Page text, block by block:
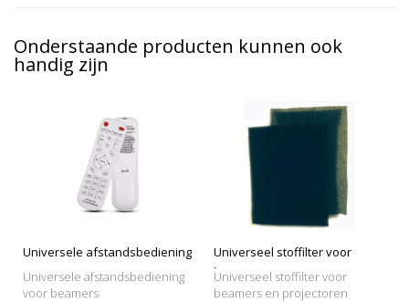
Onderstaande producten kunnen ook
handig zijn
Universele afstandsbediening
Universele afstandsbediening
voor beamers
Universeel stoffilter voor
beamers
Universeel stoffilter voor
beamers en projectoren